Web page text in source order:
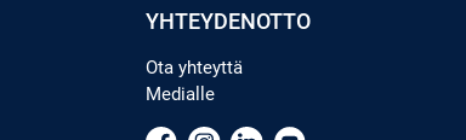
YHTEYDENOTTO
Ota yhteyttä
Medialle